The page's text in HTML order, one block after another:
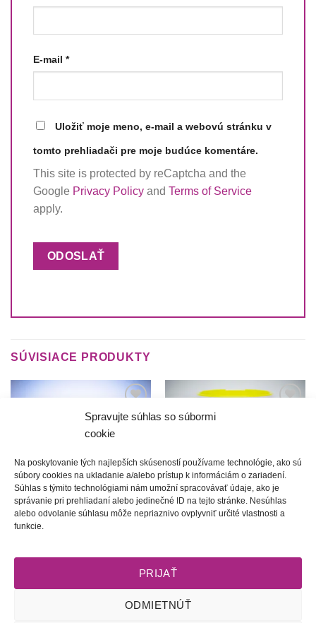
Spravujte súhlas so súbormi
cookie
Na poskytovanie tých najlepších skúseností používame technológie, ako sú
súbory cookies na ukladanie a/alebo prístup k informáciám o zariadení.
Súhlas s týmito technológiami nám umožní spracovávať údaje, ako je
správanie pri prehliadaní alebo jedinečné ID na tejto stránke. Nesúhlas
alebo odvolanie súhlasu môže nepriaznivo ovplyvniť určité vlastnosti a
funkcie.
PRIJAŤ
ODMIETNÚŤ
E-mail *
Uložiť moje meno, e-mail a webovú stránku v
tomto prehliadači pre moje budúce komentáre.
This site is protected by reCaptcha and the
Google Privacy Policy and Terms of Service
apply.
SÚVISIACE PRODUKTY
Túto
si prosím